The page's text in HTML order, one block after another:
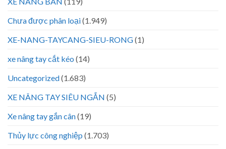
Chưa được phân loại(1.949)
XE-NANG-TAYCANG-SIEU-RONG(1)
xe nâng tay cắt kéo (14)
Uncategorized(1.683)
XE NÂNG TAY SIÊU NGẮN (5)
Xe nâng tay gắn cân(19)
Thủy lực công nghiệp (1.703)